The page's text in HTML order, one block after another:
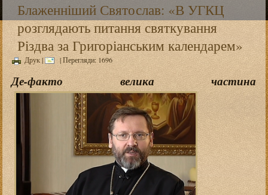
Блаженніший Святослав: «В УГКЦ
розглядають питання святкування
Різдва за Григоріанським календарем»
Друк| | Перегляди: 1696
Де-факто велика частина